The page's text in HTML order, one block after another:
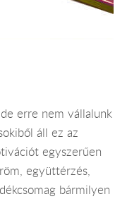
erre nem vállalunk
áll ez az
egyszerűen
együttérzés,
bármilyen